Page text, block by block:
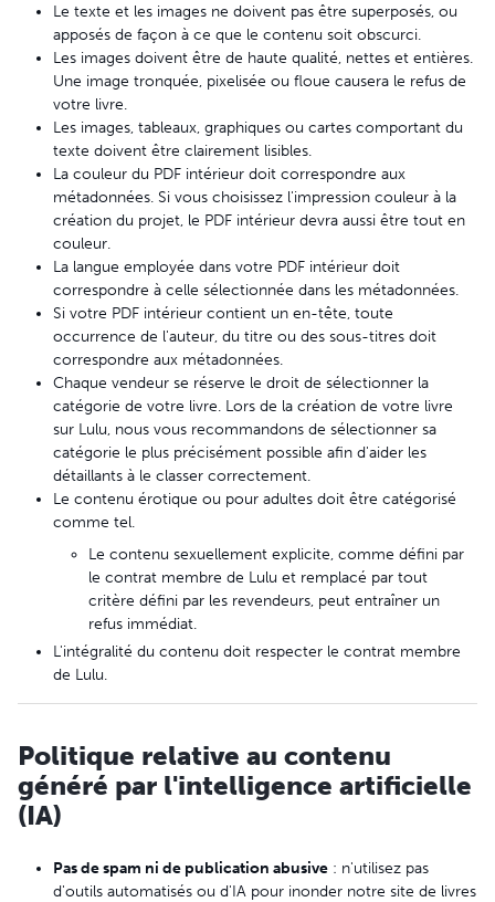
Le texte et les images ne doivent pas être superposés, ou
apposés de façon à ce que le contenu soit obscurci.
Les images doivent être de haute qualité, nettes et entières.
Une image tronquée, pixelisée ou floue causera le refus de
votre livre.
Les images, tableaux, graphiques ou cartes comportant du
texte doivent être clairement lisibles.
La couleur du PDF intérieur doit correspondre aux
métadonnées. Si vous choisissez l'impression couleur à la
création du projet, le PDF intérieur devra aussi être tout en
couleur.
La langue employée dans votre PDF intérieur doit
correspondre à celle sélectionnée dans les métadonnées.
Si votre PDF intérieur contient un en-tête, toute
occurrence de l'auteur, du titre ou des sous-titres doit
correspondre aux métadonnées.
Chaque vendeur se réserve le droit de sélectionner la
catégorie de votre livre. Lors de la création de votre livre
sur Lulu, nous vous recommandons de sélectionner sa
catégorie le plus précisément possible afin d'aider les
détaillants à le classer correctement.
Le contenu érotique ou pour adultes doit être catégorisé
comme tel.
Le contenu sexuellement explicite, comme défini par
le contrat membre de Lulu et remplacé par tout
critère défini par les revendeurs, peut entraîner un
refus immédiat.
L'intégralité du contenu doit respecter le contrat membre
de Lulu.
Politique relative au contenu
généré par l'intelligence artificielle
(IA)
Pas de spam ni de publication abusive : n'utilisez pas
d'outils automatisés ou d'IA pour inonder notre site de livres